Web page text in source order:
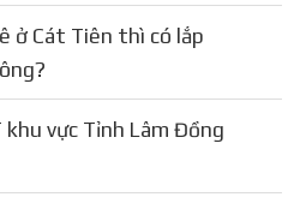
ở Cát Tiên thì có lắp
khu vực Tỉnh Lâm Đồng